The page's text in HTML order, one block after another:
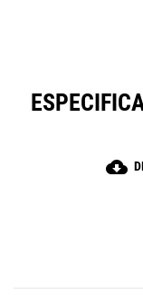
cloud_download